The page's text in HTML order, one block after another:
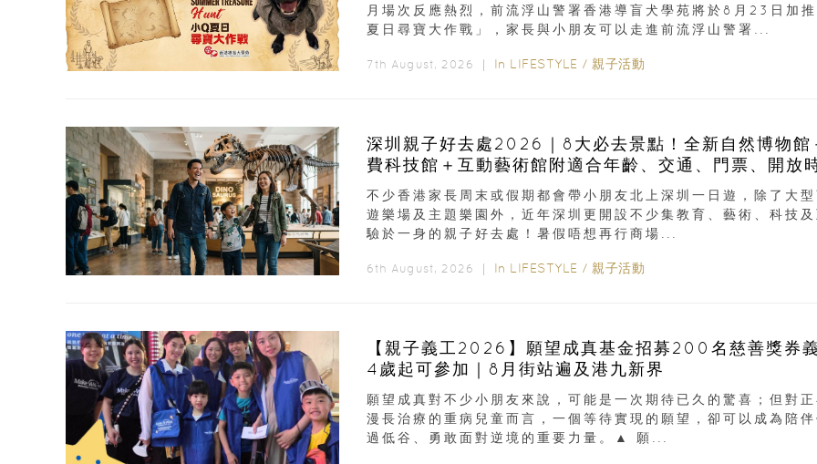
月場次反應熱烈，前流浮山警署香港導盲犬學苑將於8月23日加
夏日尋寶大作戰」，家長與小朋友可以走進前流浮山警署...
7th August, 2026 ｜ In LIFESTYLE / 親子活動
深圳親子好去處2026｜8大必去景點！全新自然博物館
費科技館＋互動藝術館附適合年齡、交通、門票、開放
不少香港家長周末或假期都會帶小朋友北上深圳一日遊，除了大
遊樂場及主題樂園外，近年深圳更開設不少集教育、藝術、科技
驗於一身的親子好去處！暑假唔想再行商場...
6th August, 2026 ｜ In LIFESTYLE / 親子活動
【親子義工2026】願望成真基金招募200名慈善獎券
4歲起可參加｜8月街站遍及港九新界
願望成真對不少小朋友來說，可能是一次期待已久的驚喜；但對
漫長治療的重病兒童而言，一個等待實現的願望，卻可以成為陪
過低谷、勇敢面對逆境的重要力量。▲ 願...